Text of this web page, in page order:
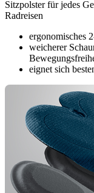
Sitzpolster für jedes
Radreisen
ergonomisches
weicherer
eignet sich